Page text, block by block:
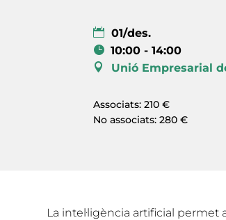
01/des.
10:00 - 14:00
Unió Empresarial
Associats: 210 €
No associats: 280 €
La intel·ligència artificial